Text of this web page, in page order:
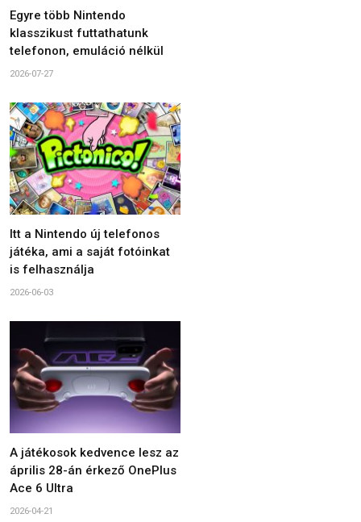
Egyre több Nintendo
klasszikust futtathatunk
telefonon, emuláció nélkül
2026-07-27
Itt a Nintendo új telefonos
játéka, ami a saját fotóinkat
is felhasználja
2026-06-03
A játékosok kedvence lesz az
április 28-án érkező OnePlus
Ace 6 Ultra
2026-04-21